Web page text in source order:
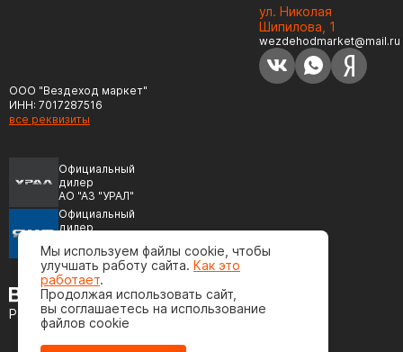
ООО "Вездеход маркет"
ИНН: 7017287516
все реквизиты
Официальный
дилер
АО "АЗ "УРАЛ"
Официальный
дилер
(ЯМЗ)
Разработка сайта
ул. Николая
Шипилова, 1
wezdehodmarket@mail.ru
Мы используем файлы cookie, чтобы
улучшать работу сайта. Как это
работает.
Продолжая использовать сайт,
вы соглашаетесь на использование
файлов cookie